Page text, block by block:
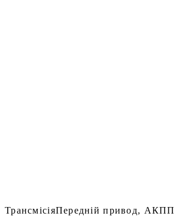
ТрансмісіяПередній привод, АКПП